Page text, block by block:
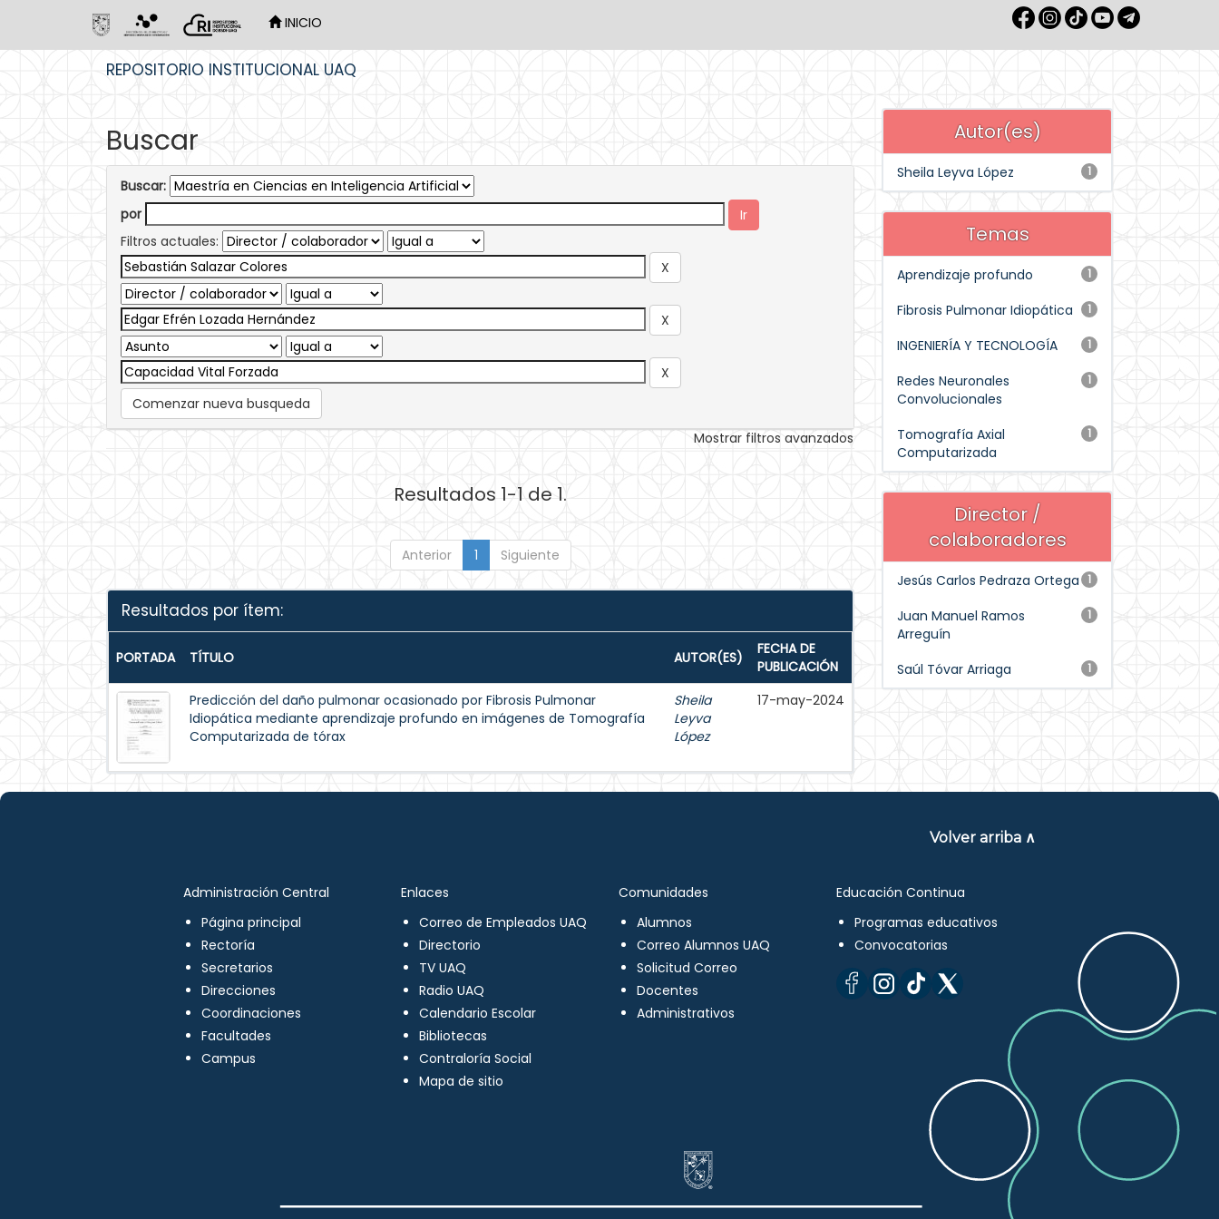
INICIO
REPOSITORIO INSTITUCIONAL UAQ
Buscar
Buscar:
por
Filtros actuales:
Comenzar nueva busqueda
Mostrar filtros avanzados
Resultados 1-1 de 1.
Anterior 1 Siguiente
Resultados por ítem:
PORTADA TÍTULO AUTOR(ES)
FECHA DE
PUBLICACIÓN
Predicción del daño pulmonar ocasionado por Fibrosis Pulmonar
Idiopática mediante aprendizaje profundo en imágenes de Tomografía
Computarizada de tórax
Sheila
Leyva
López
17-may-2024
Autor(es)
1
Sheila Leyva López
Temas
1
Aprendizaje profundo
1
Fibrosis Pulmonar Idiopática
1
INGENIERÍA Y TECNOLOGÍA
1
Redes Neuronales
Convolucionales
1
Tomografía Axial
Computarizada
Director /
colaboradores
1
Jesús Carlos Pedraza Ortega
1
Juan Manuel Ramos
Arreguín
1
Saúl Tóvar Arriaga
Volver arriba ∧
Administración Central
Página principal
Rectoría
Secretarios
Direcciones
Coordinaciones
Facultades
Campus
Enlaces
Correo de Empleados UAQ
Directorio
TV UAQ
Radio UAQ
Calendario Escolar
Bibliotecas
Contraloría Social
Mapa de sitio
Comunidades
Alumnos
Correo Alumnos UAQ
Solicitud Correo
Docentes
Administrativos
Educación Continua
Programas educativos
Convocatorias